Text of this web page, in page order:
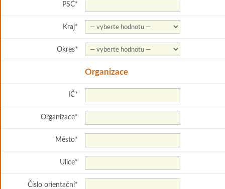
PSČ*
Kraj*
Okres*
Organizace
IČ*
Organizace*
Město*
Ulice*
Číslo orientační*